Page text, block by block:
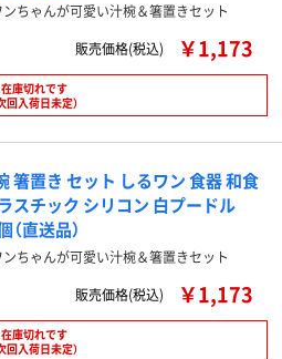
ちゃんが可愛い汁椀＆箸置きセット
販売価格(税込)
￥1,173
在庫切れです
回入荷日未定）
箸置き セット しるワン 食器 和食
スチック シリコン 白プードル
直送品）
ちゃんが可愛い汁椀＆箸置きセット
販売価格(税込)
￥1,173
在庫切れです
回入荷日未定）